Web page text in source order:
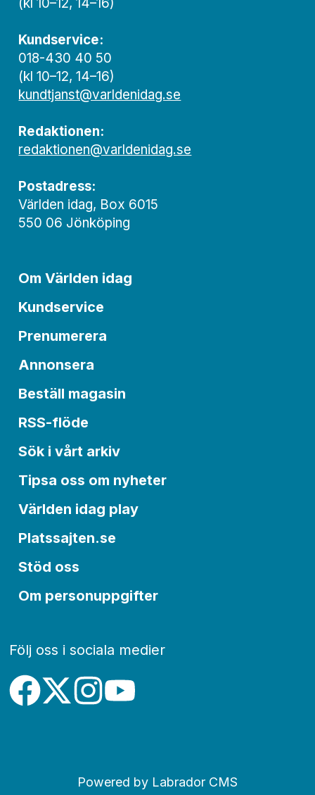
Kundservice:
018-430 40 50
(kl 10–12, 14–16)
kundtjanst@varldenidag.se
Redaktionen:
redaktionen@varldenidag.se
Postadress:
Världen idag, Box 6015
550 06 Jönköping
Om Världen idag
Kundservice
Prenumerera
Annonsera
Beställ magasin
RSS-flöde
Sök i vårt arkiv
Tipsa oss om nyheter
Världen idag play
Platssajten.se
Stöd oss
Om personuppgifter
Följ oss i sociala medier
Powered by Labrador CMS